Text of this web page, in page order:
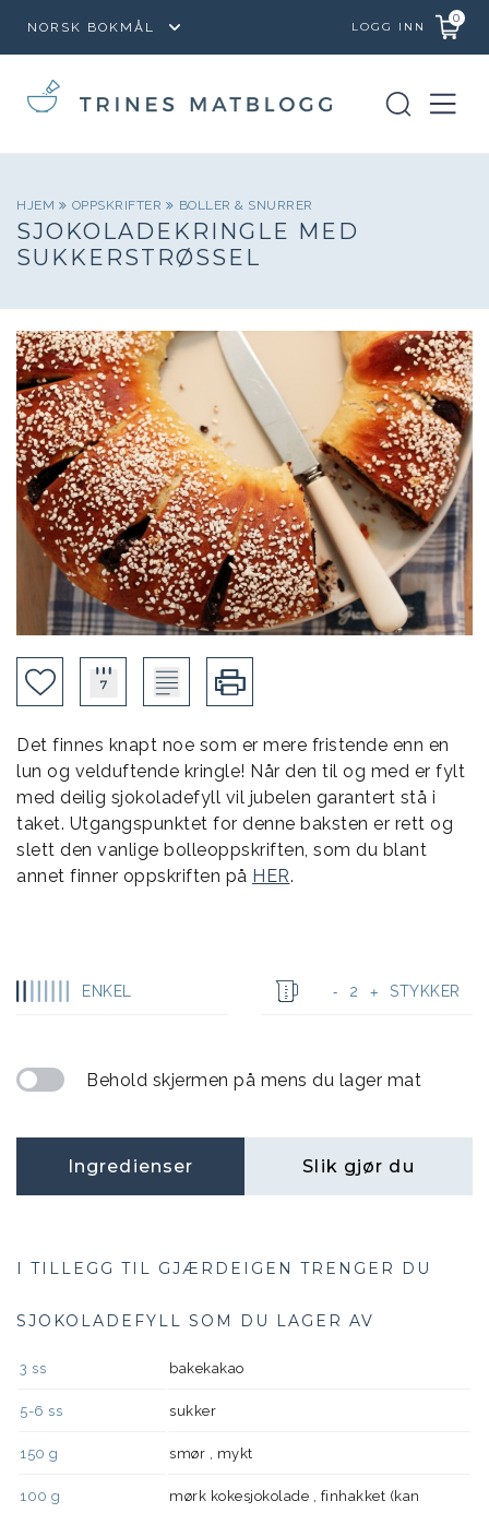
LOGG INN
0
HJEM OPPSKRIFTER BOLLER & SNURRER
SJOKOLADEKRINGLE MED
SUKKERSTRØSSEL
Det finnes knapt noe som er mere fristende enn en
lun og velduftende kringle! Når den til og med er fylt
med deilig sjokoladefyll vil jubelen garantert stå i
taket. Utgangspunktet for denne baksten er rett og
slett den vanlige bolleoppskriften, som du blant
annet finner oppskriften på HER.
ENKEL - 2 + STYKKER
Behold skjermen på mens du lager mat
Ingredienser Slik gjør du
I TILLEGG TIL GJÆRDEIGEN TRENGER DU
SJOKOLADEFYLL SOM DU LAGER AV
3 ss bakekakao
5-6 ss sukker
150 g smør , mykt
100 g
mørk kokesjokolade , finhakket (kan